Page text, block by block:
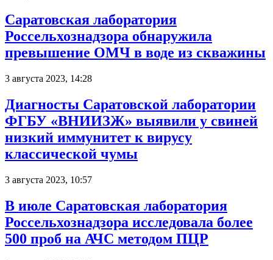
Саратовская лаборатория
Россельхознадзора обнаружила
превышение ОМЧ в воде из скважины
3 августа 2023, 14:28
Диагносты Саратовской лаборатории
ФГБУ «ВНИИЗЖ» выявили у свиней
низкий иммунитет к вирусу
классической чумы
3 августа 2023, 10:57
В июле Саратовская лаборатория
Россельхознадзора исследовала более
500 проб на АЧС методом ПЦР